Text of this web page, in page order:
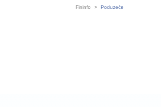
Fininfo > Poduzeće